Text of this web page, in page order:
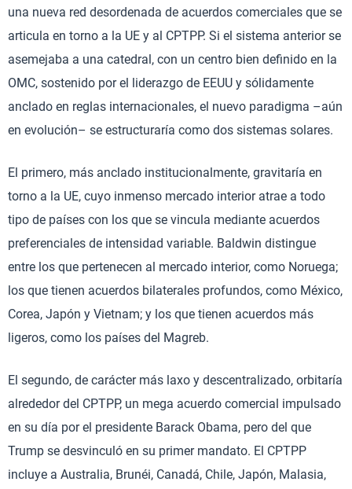
una nueva red desordenada de acuerdos comerciales que se
articula en torno a la UE y al CPTPP. Si el sistema anterior se
asemejaba a una catedral, con un centro bien definido en la
OMC, sostenido por el liderazgo de EEUU y sólidamente
anclado en reglas internacionales, el nuevo paradigma –aún
en evolución– se estructuraría como dos sistemas solares.
El primero, más anclado institucionalmente, gravitaría en
torno a la UE, cuyo inmenso mercado interior atrae a todo
tipo de países con los que se vincula mediante acuerdos
preferenciales de intensidad variable. Baldwin distingue
entre los que pertenecen al mercado interior, como Noruega;
los que tienen acuerdos bilaterales profundos, como México,
Corea, Japón y Vietnam; y los que tienen acuerdos más
ligeros, como los países del Magreb.
El segundo, de carácter más laxo y descentralizado, orbitaría
alrededor del CPTPP, un mega acuerdo comercial impulsado
en su día por el presidente Barack Obama, pero del que
Trump se desvinculó en su primer mandato. El CPTPP
incluye a Australia, Brunéi, Canadá, Chile, Japón, Malasia,